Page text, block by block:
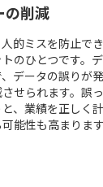
の削減
的ミスを防止で
のひとつです。
データの誤りが
せられます。誤
、業績を正しく
能性も高まります